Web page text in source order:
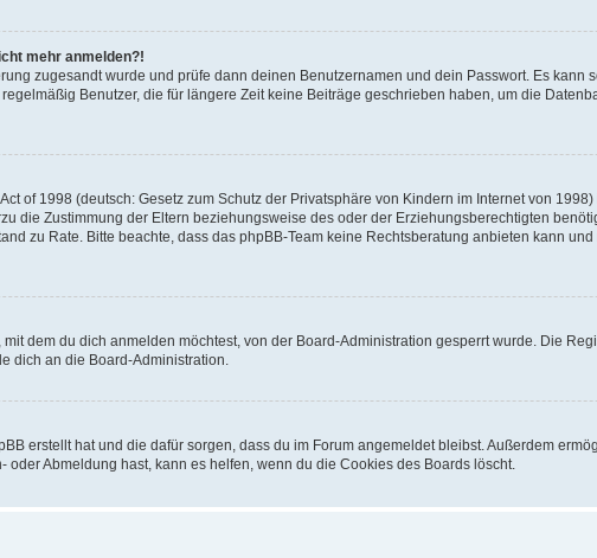
mehr anmelden?!
zugesandt wurde und prüfe dann deinen Benutzernamen und dein Passwort. Es
Benutzer, die für längere Zeit keine Beiträge geschrieben haben, um die
of 1998 (deutsch: Gesetz zum Schutz der Privatsphäre von Kindern im Internet von
die Zustimmung der Eltern beziehungsweise des oder der Erziehungsberechtigten
zu Rate. Bitte beachte, dass das phpBB-Team keine Rechtsberatung anbieten kann
dem du dich anmelden möchtest, von der Board-Administration gesperrt wurde. Die
dich an die Board-Administration.
erstellt hat und die dafür sorgen, dass du im Forum angemeldet bleibst. Außerdem
oder Abmeldung hast, kann es helfen, wenn du die Cookies des Boards löscht.